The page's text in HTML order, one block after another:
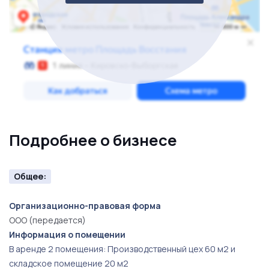
Подробнее о бизнесе
Общее:
Организационно-правовая форма
ООО (передается)
Информация о помещении
В аренде 2 помещения: Производственный цех 60 м2 и
складское помещение 20 м2